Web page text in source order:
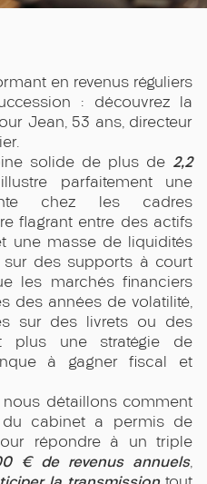
en revenus réguliers
: découvrez la
Jean, 53 ans, directeur
solide de plus de 2,2
parfaitement une
chez les cadres
flagrant entre des actifs
une masse de liquidités
sur des supports à court
les marchés financiers
des années de volatilité,
sur des livrets ou des
plus une stratégie de
à gagner fiscal et
détaillons comment
du cabinet a permis de
répondre à un triple
€ de revenus annuels,